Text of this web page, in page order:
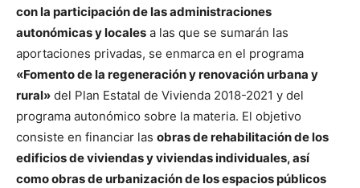
con la participación de las administraciones
autonómicas y locales a las que se sumarán las
aportaciones privadas, se enmarca en el programa
«Fomento de la regeneración y renovación urbana y
rural» del Plan Estatal de Vivienda 2018-2021 y del
programa autonómico sobre la materia. El objetivo
consiste en financiar las obras de rehabilitación de los
edificios de viviendas y viviendas individuales, así
como obras de urbanización de los espacios públicos